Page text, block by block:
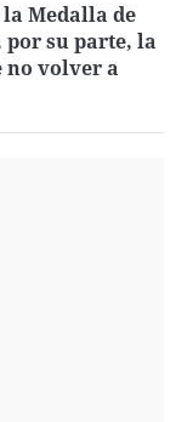
Medalla de
por su parte, la
no volver a